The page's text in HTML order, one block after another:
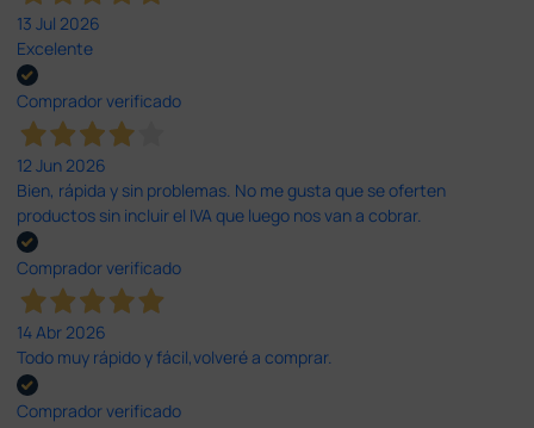
13 Jul 2026
Excelente
Comprador verificado
12 Jun 2026
Bien, rápida y sin problemas. No me gusta que se oferten
productos sin incluir el IVA que luego nos van a cobrar.
Comprador verificado
14 Abr 2026
Todo muy rápido y fácil,volveré a comprar.
Comprador verificado